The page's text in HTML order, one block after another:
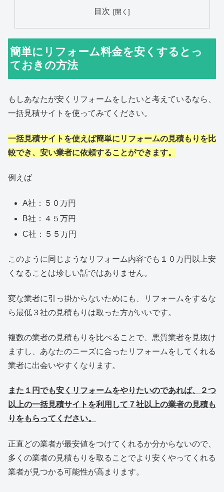
目次
簡単にリフォーム料金を安くするとっ
ておきの方法
もしあなたが安くリフォームをしたいと考えているなら、
一括見積サイトを使ってみてください。
一括見積サイトを使えば簡単にリフォームの見積もりを比
較でき、安い業者に依頼することができます。
例えば
A社：５０万円
B社：４５万円
C社：５５万円
このように同じようなリフォーム内容でも１０万円以上安
くなることは珍しい話ではありません。
変な業者に引っ掛からないためにも、リフォームをするな
ら最低３社の見積もりは取った方がいいです。
複数の業者の見積もりを比べることで、悪質業者を見抜け
ますし、あなたのニーズに合ったリフォームをしてくれる
業者に出会いやすくなります。
また１円でも安くリフォームをやりたいのであれば、２つ
以上の一括見積サイトを利用して７社以上の業者の見積も
りをもらってください。
正直どの業者が最安値をつけてくれるか分からないので、
多くの業者の見積もりを取ることでより安くやってくれる
業者が見つかる可能性が高まります。